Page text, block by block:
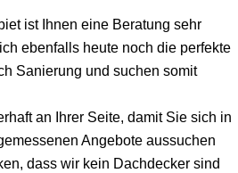
ist Ihnen eine Beratung sehr
ebenfalls heute noch die perfekte
Sanierung und suchen somit
an Ihrer Seite, damit Sie sich in
Angebote aussuchen
dass wir kein Dachdecker sind